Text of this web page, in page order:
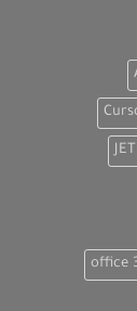
office